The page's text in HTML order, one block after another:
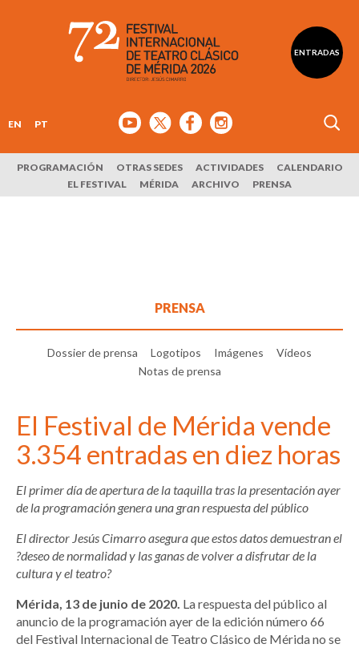
ENTRADAS
EN PT
PROGRAMACIÓN OTRAS SEDES ACTIVIDADES
CALENDARIO
EL FESTIVAL
MÉRIDA ARCHIVO PRENSA
PRENSA
Dossier de prensa Logotipos Imágenes
Vídeos
Notas de prensa
El Festival de Mérida vende
3.354 entradas en diez horas
El primer día de apertura de la taquilla tras la presentación ayer
de la programación genera una gran respuesta del público
El director Jesús Cimarro asegura que estos datos demuestran el
?deseo de normalidad y las ganas de volver a disfrutar de la
cultura y el teatro?
Mérida, 13 de junio de 2020. La respuesta del público al
anuncio de la programación ayer de la edición número 66
del Festival Internacional de Teatro Clásico de Mérida no se